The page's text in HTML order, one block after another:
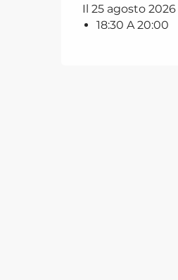
Il 25 agosto 2026
18:30 A 20:00